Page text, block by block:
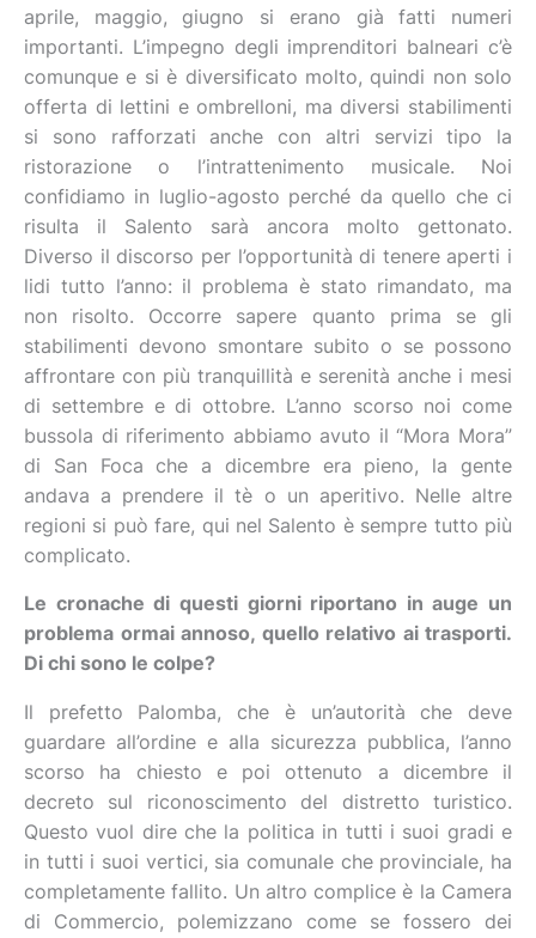
aprile, maggio, giugno si erano già fatti numeri
importanti. L’impegno degli imprenditori balneari c’è
comunque e si è diversificato molto, quindi non solo
offerta di lettini e ombrelloni, ma diversi stabilimenti
si sono rafforzati anche con altri servizi tipo la
ristorazione o l’intrattenimento musicale. Noi
confidiamo in luglio-agosto perché da quello che ci
risulta il Salento sarà ancora molto gettonato.
Diverso il discorso per l’opportunità di tenere aperti i
lidi tutto l’anno: il problema è stato rimandato, ma
non risolto. Occorre sapere quanto prima se gli
stabilimenti devono smontare subito o se possono
affrontare con più tranquillità e serenità anche i mesi
di settembre e di ottobre. L’anno scorso noi come
bussola di riferimento abbiamo avuto il “Mora Mora”
di San Foca che a dicembre era pieno, la gente
andava a prendere il tè o un aperitivo. Nelle altre
regioni si può fare, qui nel Salento è sempre tutto più
complicato.
Le cronache di questi giorni riportano in auge un
problema ormai annoso, quello relativo ai trasporti.
Di chi sono le colpe?
Il prefetto Palomba, che è un’autorità che deve
guardare all’ordine e alla sicurezza pubblica, l’anno
scorso ha chiesto e poi ottenuto a dicembre il
decreto sul riconoscimento del distretto turistico.
Questo vuol dire che la politica in tutti i suoi gradi e
in tutti i suoi vertici, sia comunale che provinciale, ha
completamente fallito. Un altro complice è la Camera
di Commercio, polemizzano come se fossero dei